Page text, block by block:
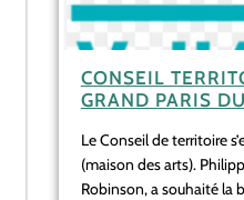
CONSEIL
GRAND PARIS
Le Conseil de territoire
(maison des arts).
Robinson, a souhaité la